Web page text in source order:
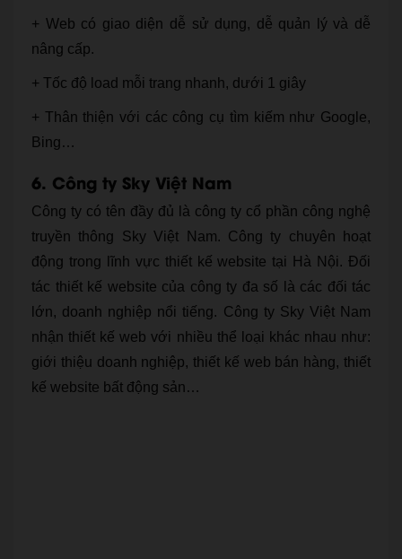
+ Web có giao diện dễ sử dụng, dễ quản lý và dễ
nâng cấp.
+ Tốc độ load mỗi trang nhanh, dưới 1 giây
+ Thân thiện với các công cụ tìm kiếm như Google,
Bing…
6. Công ty Sky Việt Nam
Công ty có tên đầy đủ là công ty cổ phần công nghệ
truyền thông Sky Việt Nam. Công ty chuyên hoạt
động trong lĩnh vực thiết kế website tại Hà Nội. Đối
tác thiết kế website của công ty đa số là các đối tác
lớn, doanh nghiệp nổi tiếng. Công ty Sky Việt Nam
nhận thiết kế web với nhiều thể loại khác nhau như:
giới thiệu doanh nghiệp, thiết kế web bán hàng, thiết
kế website bất động sản…